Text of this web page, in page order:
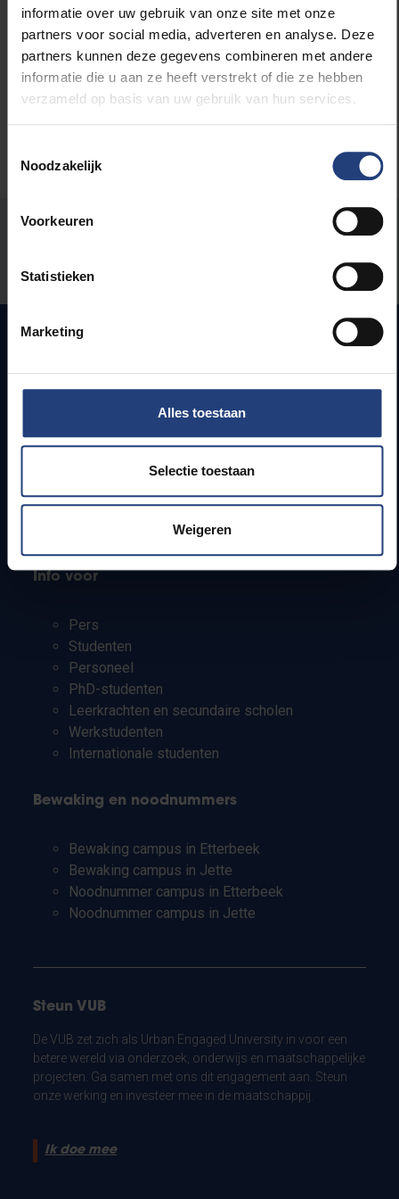
informatie over uw gebruik van onze site met onze
partners voor social media, adverteren en analyse. Deze
partners kunnen deze gegevens combineren met andere
informatie die u aan ze heeft verstrekt of die ze hebben
verzameld op basis van uw gebruik van hun services.
Noodzakelijk
Voorkeuren
Statistieken
Marketing
Alles toestaan
Selectie toestaan
Weigeren
Lees meer over:
Maatschappij en engagement
Stond er een fout op deze pagina?
Snel naar
Jobs
Onderzoeksgroepen
Campusfaciliteiten
Info voor
Pers
Studenten
Personeel
PhD-studenten
Leerkrachten en secundaire scholen
Werkstudenten
Internationale studenten
Bewaking en noodnummers
Bewaking campus in Etterbeek
Bewaking campus in Jette
Noodnummer campus in Etterbeek
Noodnummer campus in Jette
Steun VUB
De VUB zet zich als Urban Engaged University in voor een
betere wereld via onderzoek, onderwijs en maatschappelijke
projecten. Ga samen met ons dit engagement aan. Steun
onze werking en investeer mee in de maatschappij.
Ik doe mee